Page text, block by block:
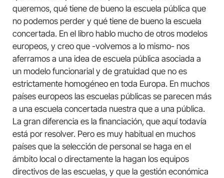
queremos, qué tiene de bueno la escuela pública que
no podemos perder y qué tiene de bueno la escuela
concertada. En el libro hablo mucho de otros modelos
europeos, y creo que -volvemos a lo mismo- nos
aferramos a una idea de escuela pública asociada a
un modelo funcionarial y de gratuidad que no es
estrictamente homogéneo en toda Europa. En muchos
países europeos las escuelas públicas se parecen más
a una escuela concertada nuestra que a una pública.
La gran diferencia es la financiación, que aquí todavía
está por resolver. Pero es muy habitual en muchos
países que la selección de personal se haga en el
ámbito local o directamente la hagan los equipos
directivos de las escuelas, y que la gestión económica